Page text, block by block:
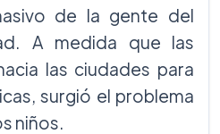
de la gente del
A medida que las
las ciudades para
surgió el problema
niños.